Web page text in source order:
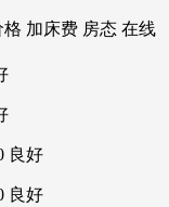
加床费 房态 在线
良好
良好